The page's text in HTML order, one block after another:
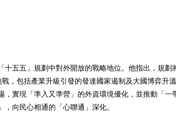
五五」規劃中對外開放的戰略地位。他指出，規劃
，包括產業升級引發的發達國家遏制及大國博弈升
實現「準入又準營」的外資環境優化，並推動「一
向民心相通的「心聯通」深化。